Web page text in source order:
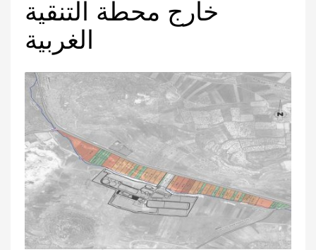
خارج محطة التنقية
الغربية